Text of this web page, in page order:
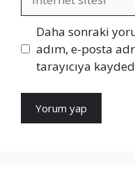
sitesi
Daha sonraki
adım, e-posta
tarayıcıya